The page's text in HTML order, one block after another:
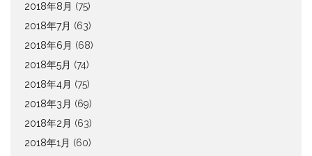
2018年8月 (75)
2018年7月 (63)
2018年6月 (68)
2018年5月 (74)
2018年4月 (75)
2018年3月 (69)
2018年2月 (63)
2018年1月 (60)